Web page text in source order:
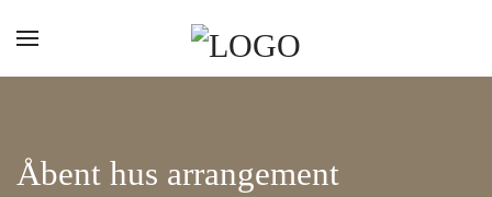
Åbent hus arrangement